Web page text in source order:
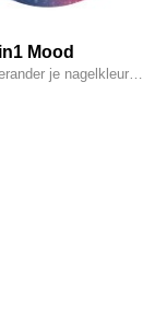
Mood
je nagelkleur…